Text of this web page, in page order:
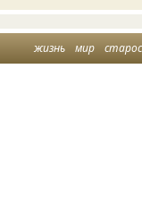
жизнь мир